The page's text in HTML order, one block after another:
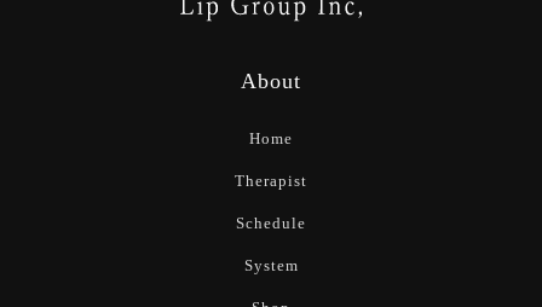
About
Home
Therapist
Schedule
System